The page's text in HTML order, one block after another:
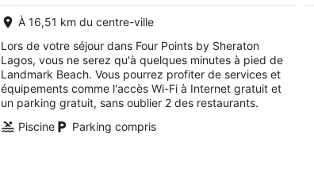
par
nuit
À 16,51 km du centre-ville
Lors de votre séjour dans Four Points by Sheraton
Lagos, vous ne serez qu'à quelques minutes à pied de
Landmark Beach. Vous pourrez profiter de services et
équipements comme l'accès Wi-Fi à Internet gratuit et
un parking gratuit, sans oublier 2 des restaurants.
Piscine
Parking compris